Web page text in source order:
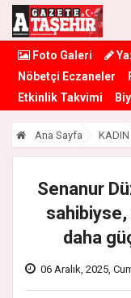
Foto Galeri
Nöbetçi Eczaneler
Etkinlik Takvimi
Ana Sayfa KADIN
Senanur
sahibiyse,
daha
06 Aralık, 2025,